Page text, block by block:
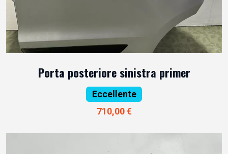
Porta posteriore sinistra primer
Eccellente
710,00 €